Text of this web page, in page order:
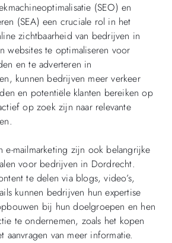
(SEO) en
(SEA) een cruciale rol in het
zichtbaarheid van bedrijven in
websites te optimaliseren voor
en te adverteren in
kunnen bedrijven meer verkeer
en potentiële klanten bereiken op
op zoek zijn naar relevante
e-mailmarketing zijn ook belangrijke
voor bedrijven in Dordrecht.
te delen via blogs, video’s,
kunnen bedrijven hun expertise
bij hun doelgroepen en hen
te ondernemen, zoals het kopen
aanvragen van meer informatie.